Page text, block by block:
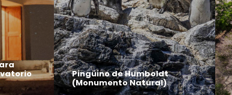
Pingüino de Humboldt
(Monumento Natural)